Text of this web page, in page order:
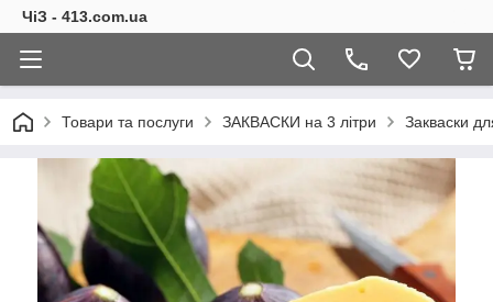
ЧіЗ - 413.com.ua
Товари та послуги ЗАКВАСКИ на 3 літри Закваски